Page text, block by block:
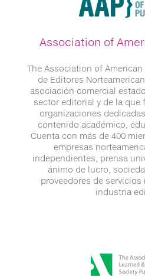
Association of
The Association of
de Editores
asociación comercial
sector editorial y de la que
organizaciones
contenido académico,
Cuenta con más de 400
empresas
independientes, prensa
ánimo de lucro,
proveedores de
industria